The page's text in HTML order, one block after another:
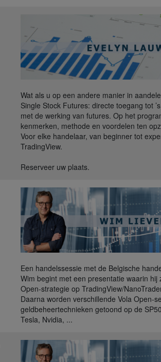
Wat als u op een andere manier in
Single Stock Futures: directe toegang tot
met de werking van futures. Op het
kenmerken, methode en voordelen ten
Voor elke handelaar, van beginner tot
TradingView.
Reserveer uw plaats.
Een handelssessie met de Belgische
Wim begint met een presentatie waarin hij
Open-strategie op TradingView/
Daarna worden verschillende Vola Open-
geldbeheertechnieken getoond op de
Tesla, Nvidia, ...